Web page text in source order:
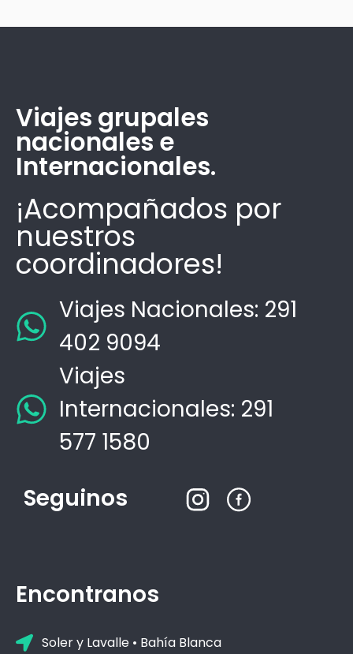
Viajes grupales
nacionales e
Internacionales.
¡Acompañados por
nuestros
coordinadores!
Viajes Nacionales: 291
402 9094
Viajes
Internacionales: 291
577 1580
Seguinos
Encontranos
Soler y Lavalle • Bahía Blanca